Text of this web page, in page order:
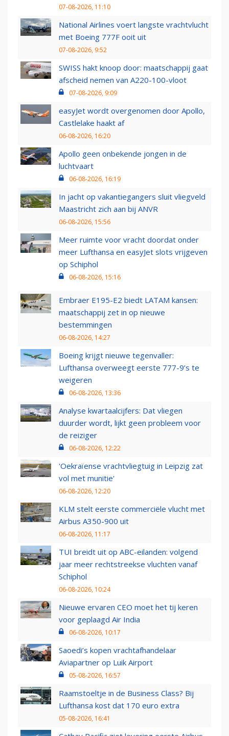
07-08-2026, 11:10
National Airlines voert langste vrachtvlucht
met Boeing 777F ooit uit
07-08-2026, 9:52
SWISS hakt knoop door: maatschappij gaat
afscheid nemen van A220-100-vloot
07-08-2026, 9:09
easyJet wordt overgenomen door Apollo,
Castlelake haakt af
06-08-2026, 16:20
Apollo geen onbekende jongen in de
luchtvaart
06-08-2026, 16:19
In jacht op vakantiegangers sluit vliegveld
Maastricht zich aan bij ANVR
06-08-2026, 15:56
Meer ruimte voor vracht doordat onder
meer Lufthansa en easyJet slots vrijgeven
op Schiphol
06-08-2026, 15:16
Embraer E195-E2 biedt LATAM kansen:
maatschappij zet in op nieuwe
bestemmingen
06-08-2026, 14:27
Boeing krijgt nieuwe tegenvaller:
Lufthansa overweegt eerste 777-9’s te
weigeren
06-08-2026, 13:36
Analyse kwartaalcijfers: Dat vliegen
duurder wordt, lijkt geen probleem voor
de reiziger
06-08-2026, 12:22
'Oekraïense vrachtvliegtuig in Leipzig zat
vol met munitie'
06-08-2026, 12:20
KLM stelt eerste commerciële vlucht met
Airbus A350-900 uit
06-08-2026, 11:17
TUI breidt uit op ABC-eilanden: volgend
jaar meer rechtstreekse vluchten vanaf
Schiphol
06-08-2026, 10:24
Nieuwe ervaren CEO moet het tij keren
voor geplaagd Air India
06-08-2026, 10:17
Saoedi’s kopen vrachtafhandelaar
Aviapartner op Luik Airport
05-08-2026, 16:57
Raamstoeltje in de Business Class? Bij
Lufthansa kost dat 170 euro extra
05-08-2026, 16:41